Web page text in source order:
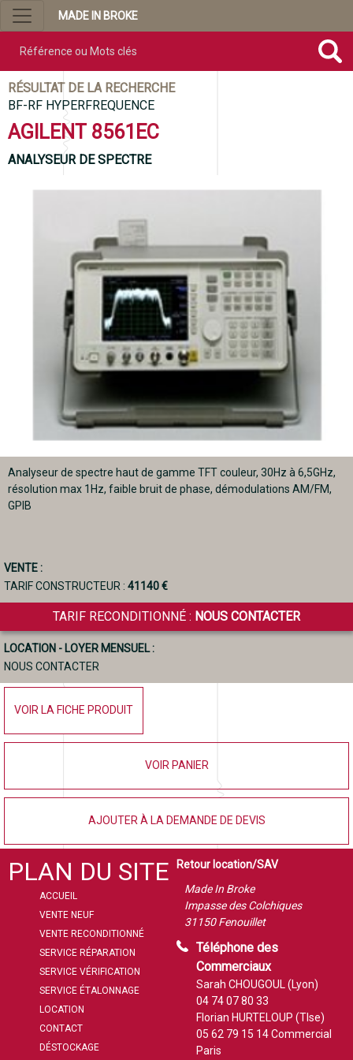
MADE IN BROKE
RÉSULTAT DE LA RECHERCHE
BF-RF HYPERFREQUENCE
AGILENT 8561EC
ANALYSEUR DE SPECTRE
Analyseur de spectre haut de gamme TFT couleur, 30Hz à 6,5GHz,
résolution max 1Hz, faible bruit de phase, démodulations AM/FM,
GPIB
VENTE :
TARIF CONSTRUCTEUR : 41140 €
TARIF RECONDITIONNÉ : NOUS CONTACTER
LOCATION - LOYER MENSUEL :
NOUS CONTACTER
VOIR LA FICHE PRODUIT
VOIR PANIER
AJOUTER À LA DEMANDE DE DEVIS
PLAN DU SITE
ACCUEIL
VENTE NEUF
VENTE RECONDITIONNÉ
SERVICE RÉPARATION
SERVICE VÉRIFICATION
SERVICE ÉTALONNAGE
LOCATION
CONTACT
DÉSTOCKAGE
Retour location/SAV
Made In Broke
Impasse des Colchiques
31150 Fenouillet
Téléphone des
Commerciaux
Sarah CHOUGOUL (Lyon)
04 74 07 80 33
Florian HURTELOUP (Tlse)
05 62 79 15 14Commercial
Paris